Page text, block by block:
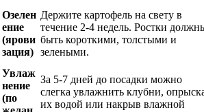
Озелен
ение
(ярови
зация)
Держите картофель на свету в
течение 2-4 недель. Ростки
быть короткими, толстыми и
зелеными.
Увлаж
нение
(по
За 5-7 дней до посадки можно
слегка увлажнить клубни,
их водой или накрыв влажной